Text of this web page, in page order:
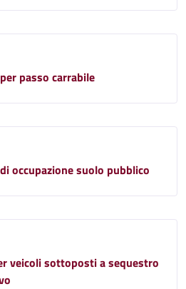
passo carrabile
occupazione suolo pubblico
veicoli sottoposti a sequestro